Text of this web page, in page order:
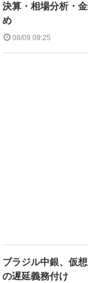
決算・相場分析・
め
08/09 09:25
ブラジル中銀、仮
の遅延義務付け